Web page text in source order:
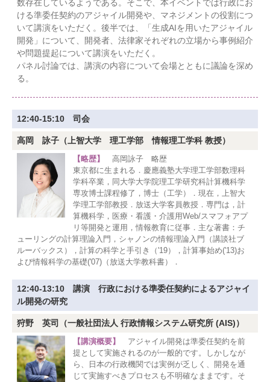
数存在しているようである。そこで、本イベントでは行政にお
ける準委任契約のアジャイル開発や、マネジメントの役割につ
いて講演をいただく。後半では、「生成AIを用いたアジャイル
開発」について、開発者、法律家それぞれの立場から事例紹介
や問題提起について講演をいただく。
パネル討論では、講演の内容について会場とともに議論を深め
る。
12:40-15:10 司会
高岡 詠子（上智大学 理工学部 情報理工学科 教授）
【略歴】
高岡詠子 略歴
東京都に生まれる．慶應義塾大学理工学部数理科
学科卒業，同大学大学院理工学研究科計算機科学
専攻博士課程修了，博士（工学）．現在，上智大
学理工学部教授．放送大学客員教授．専門は，計
算機科学，医療・看護・介護用Web/スマフォアプ
リ等開発と運用，情報教育に従事．主な著書：チ
ューリングの計算理論入門，シャノンの情報理論入門（講談社ブ
ルーバックス），計算の科学と手引き（'19），計算事始め('13)お
よび情報科学の基礎('07)（放送大学教科書）．
12:40-13:10 講演 行政における準委任契約によるアジャイ
ル開発の研究
狩野 英司（一般社団法人 行政情報システム研究所 (AIS)）
【講演概要】
アジャイル開発は準委任契約を前
提として実施されるのが一般的です。しかしなが
ら、日本の行政機関では実例が乏しく、開発を通
じて実施すべきプロセスも不明確なままです。そ